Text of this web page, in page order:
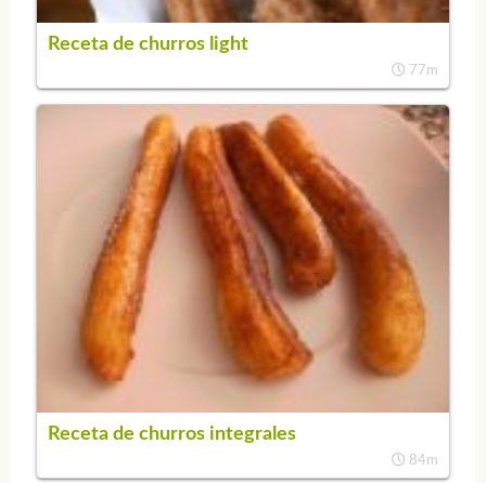
Receta de churros light
77m
Receta de churros integrales
84m